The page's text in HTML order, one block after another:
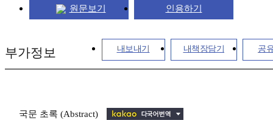
원문보기 인용하기
내보내기 내책장담기 공
부가정보
국문 초록 (Abstract)